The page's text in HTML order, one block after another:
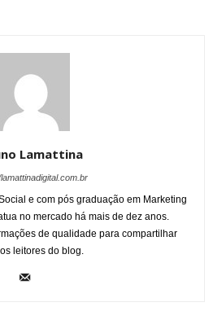
Lamattina
e com pós graduação em Marketing
no mercado há mais de dez anos.
de qualidade para compartilhar
leitores do blog.